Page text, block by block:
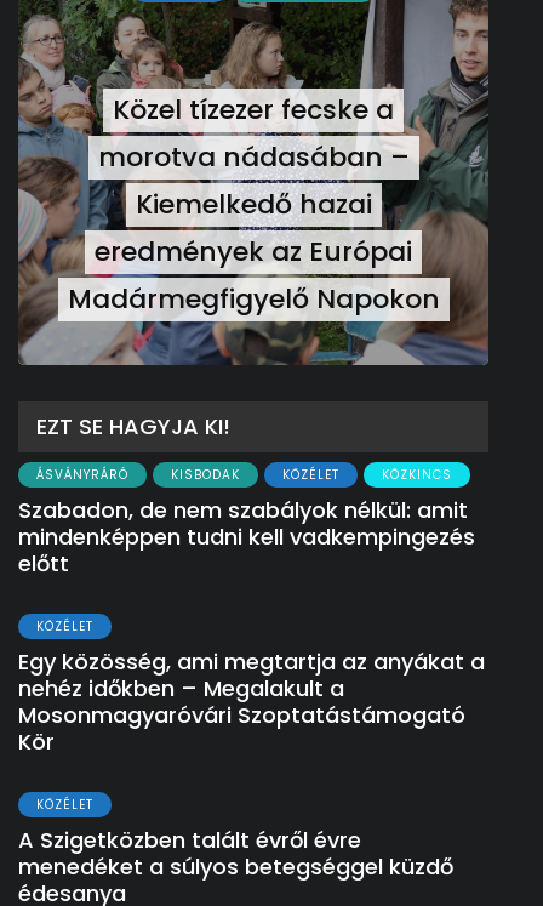
Közel tízezer fecske a
morotva nádasában –
Kiemelkedő hazai
eredmények az Európai
Madármegfigyelő Napokon
EZT SE HAGYJA KI!
ÁSVÁNYRÁRÓ KISBODAK KÖZÉLET KÖZKINCS
Szabadon, de nem szabályok nélkül: amit
mindenképpen tudni kell vadkempingezés
előtt
KÖZÉLET
Egy közösség, ami megtartja az anyákat a
nehéz időkben – Megalakult a
Mosonmagyaróvári Szoptatástámogató
Kör
KÖZÉLET
A Szigetközben talált évről évre
menedéket a súlyos betegséggel küzdő
édesanya